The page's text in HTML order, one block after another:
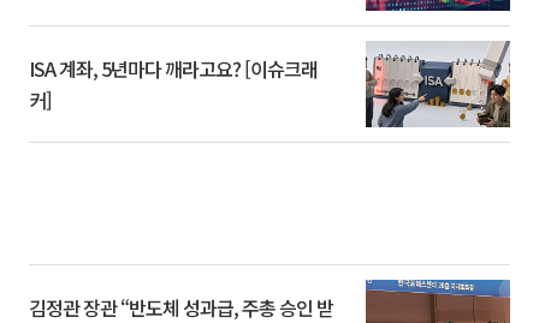
ISA 계좌, 5년마다 깨라고요? [이슈크래
커]
김정관 장관 “반도체 성과급, 주총 승인 받